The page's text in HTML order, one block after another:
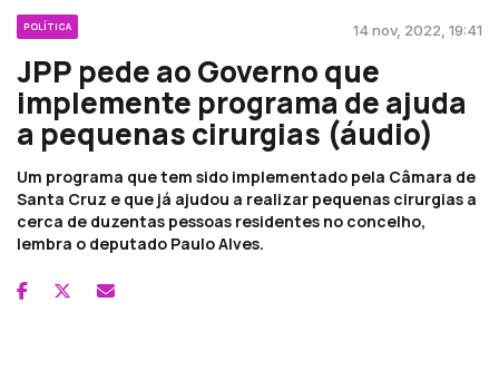
POLÍTICA 14 nov, 2022, 19:41
JPP pede ao Governo que
implemente programa de ajuda
a pequenas cirurgias (áudio)
Um programa que tem sido implementado pela Câmara de
Santa Cruz e que já ajudou a realizar pequenas cirurgias a
cerca de duzentas pessoas residentes no concelho,
lembra o deputado Paulo Alves.